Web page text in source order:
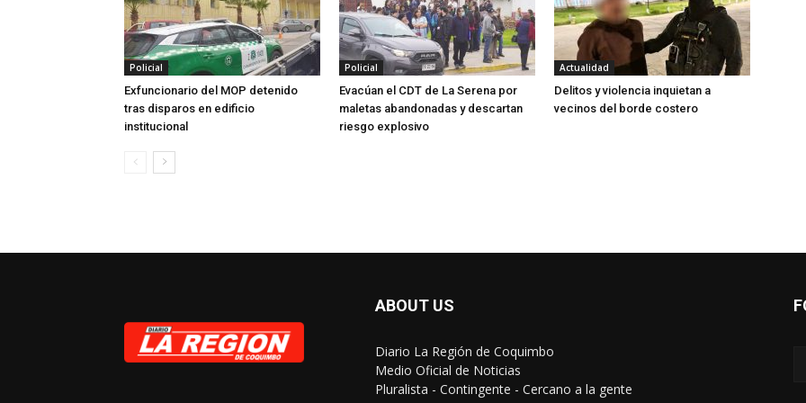
Policial
Exfuncionario del MOP detenido
tras disparos en edificio
institucional
Policial
Evacúan el CDT de La Serena por
maletas abandonadas y descartan
riesgo explosivo
Actualidad
Delitos y violencia inquietan a
vecinos del borde costero
ABOUT US
Diario La Región de Coquimbo
Medio Oficial de Noticias
Pluralista - Contingente - Cercano a la gente